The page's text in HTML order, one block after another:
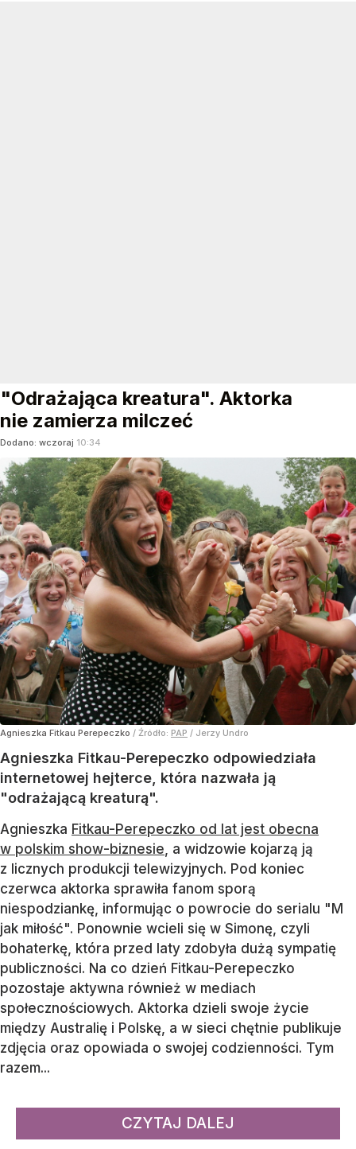
"Odrażająca kreatura". Aktorka
nie zamierza milczeć
Dodano: wczoraj 10:34
Agnieszka Fitkau Perepeczko / Źródło: PAP / Jerzy Undro
Agnieszka Fitkau-Perepeczko odpowiedziała
internetowej hejterce, która nazwała ją
"odrażającą kreaturą".
Agnieszka Fitkau-Perepeczko od lat jest obecna
w polskim show-biznesie, a widzowie kojarzą ją
z licznych produkcji telewizyjnych. Pod koniec
czerwca aktorka sprawiła fanom sporą
niespodziankę, informując o powrocie do serialu "M
jak miłość". Ponownie wcieli się w Simonę, czyli
bohaterkę, która przed laty zdobyła dużą sympatię
publiczności. Na co dzień Fitkau-Perepeczko
pozostaje aktywna również w mediach
społecznościowych. Aktorka dzieli swoje życie
między Australię i Polskę, a w sieci chętnie publikuje
zdjęcia oraz opowiada o swojej codzienności. Tym
razem...
CZYTAJ DALEJ